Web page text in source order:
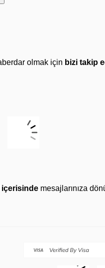
olmak için bizi takip
içerisinde mesajlarınıza